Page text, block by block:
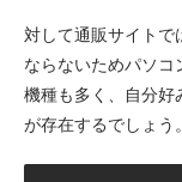
対して通販サイトで
ならないためパソコ
機種も多く、自分好
が存在するでしょう。